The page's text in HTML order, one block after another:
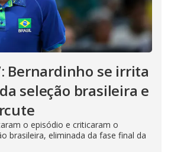
Bernardinho se irrita
seleção brasileira e
o episódio e criticaram o
brasileira, eliminada da fase final da